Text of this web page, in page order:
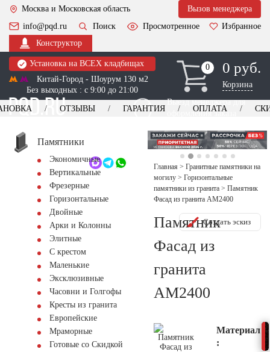
Москва и Московская область
Вызов менеджера
info@pqd.ru
Поиск Просмотренное
Избранное
Конструктор
Установка на ВСЕХ кладбищах
Китай-Город - Шоурум 130 м2
Без выходных : с 9:00 до 21:00
0
0 0 руб.
Корзина
Выезд менеджера для
оформления заказа
+7 (495) 518-44-23
Обратный звонок
ОТЗЫВЫ ГАРАНТИЯ ОПЛАТА
Памятники
Экономичные
Вертикальные
Фрезерные
Горизонтальные
Двойные
Арки и Колонны
Элитные
С крестом
Маленькие
Эксклюзивные
Часовни и Голгофы
Кресты из гранита
Европейские
Мраморные
Готовые со Скидкой
Главная > Гранитные памятники на
могилу > Горизонтальные
памятники из гранита > Памятник
Фасад из гранита AM2400
Памятник
Фасад из
гранита
AM2400
Создать эскиз
Материал
: